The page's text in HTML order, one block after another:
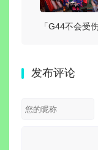
发布评论